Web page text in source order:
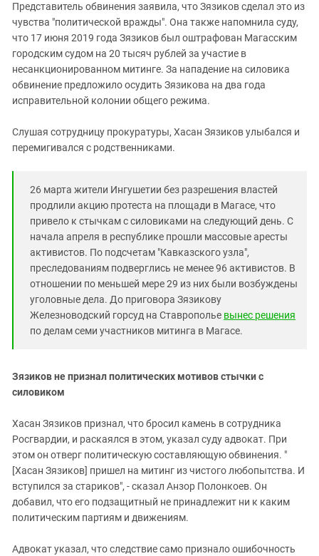
Представитель обвинения заявила, что Зязиков сделал это из
чувства "политической вражды". Она также напомнила суду,
что 17 июня 2019 года Зязиков был оштрафован Магасским
городским судом на 20 тысяч рублей за участие в
несанкционированном митинге. За нападение на силовика
обвинение предложило осудить Зязикова на два года
исправительной колонии общего режима.
Слушая сотрудницу прокуратуры, Хасан Зязиков улыбался и
перемигивался с родственниками.
26 марта жители Ингушетии без разрешения властей
продлили акцию протеста на площади в Магасе, что
привело к стычкам с силовиками на следующий день. С
начала апреля в республике прошли массовые аресты
активистов. По подсчетам "Кавказского узла",
преследованиям подверглись не менее 96 активистов. В
отношении по меньшей мере 29 из них были возбуждены
уголовные дела. До приговора Зязикову
Железноводский горсуд на Ставрополье вынес решения
по делам семи участников митинга в Магасе.
Зязиков не признал политических мотивов стычки с
силовиком
Хасан Зязиков признал, что бросил камень в сотрудника
Росгвардии, и раскаялся в этом, указал суду адвокат. При
этом он отверг политическую составляющую обвинения. "
[Хасан Зязиков] пришел на митинг из чистого любопытства. И
вступился за стариков", - сказал Анзор Полонкоев. Он
добавил, что его подзащитный не принадлежит ни к каким
политическим партиям и движениям.
Адвокат указал, что следствие само признало ошибочность